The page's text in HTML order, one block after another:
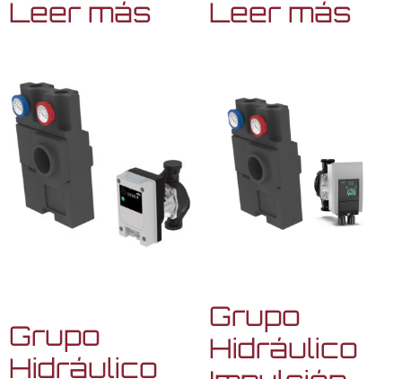
Leer más Leer más
Grupo
Hidráulico
Grupo
Hidráulico